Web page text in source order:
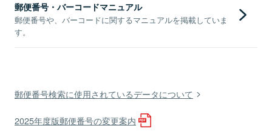
郵便番号・バーコードマニュアル
郵便番号や、バーコードに関するマニュアルを掲載していま
す。
郵便番号検索に使用されているデータについて
2025年度版郵便番号の変更案内